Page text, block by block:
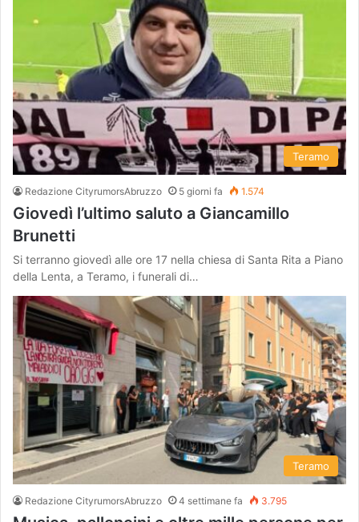
Teramo
Redazione CityrumorsAbruzzo 5 giorni fa 1.574
Giovedì l’ultimo saluto a Giancamillo
Brunetti
Si terranno giovedì alle ore 17 nella chiesa di Santa Rita a Piano
della Lenta, a Teramo, i funerali di…
Teramo
Redazione CityrumorsAbruzzo 4 settimane fa 3.795